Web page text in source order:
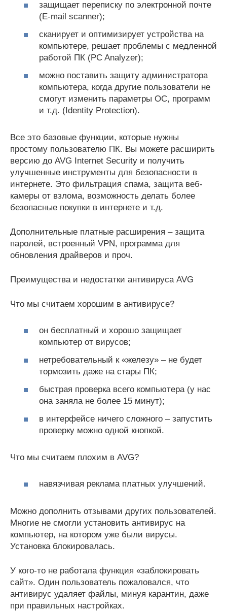
защищает переписку по электронной почте
(E-mail scanner);
сканирует и оптимизирует устройства на
компьютере, решает проблемы с медленной
работой ПК (PC Analyzer);
можно поставить защиту администратора
компьютера, когда другие пользователи не
смогут изменить параметры ОС, программ
и т.д. (Identity Protection).
Все это базовые функции, которые нужны
простому пользователю ПК. Вы можете расширить
версию до AVG Internet Security и получить
улучшенные инструменты для безопасности в
интернете. Это фильтрация спама, защита веб-
камеры от взлома, возможность делать более
безопасные покупки в интернете и т.д.
Дополнительные платные расширения – защита
паролей, встроенный VPN, программа для
обновления драйверов и проч.
Преимущества и недостатки антивируса AVG
Что мы считаем хорошим в антивирусе?
он бесплатный и хорошо защищает
компьютер от вирусов;
нетребовательный к «железу» – не будет
тормозить даже на стары ПК;
быстрая проверка всего компьютера (у нас
она заняла не более 15 минут);
в интерфейсе ничего сложного – запустить
проверку можно одной кнопкой.
Что мы считаем плохим в AVG?
навязчивая реклама платных улучшений.
Можно дополнить отзывами других пользователей.
Многие не смогли установить антивирус на
компьютер, на котором уже были вирусы.
Установка блокировалась.
У кого-то не работала функция «заблокировать
сайт». Один пользователь пожаловался, что
антивирус удаляет файлы, минуя карантин, даже
при правильных настройках.